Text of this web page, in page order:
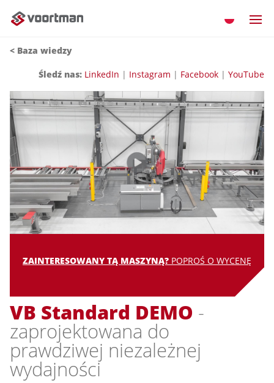
< Baza wiedzy
Śledź nas: LinkedIn | Instagram | Facebook | YouTube
ZAINTERESOWANY TĄ MASZYNĄ? POPROŚ O WYCENĘ
VB Standard DEMO -
zaprojektowana do
prawdziwej niezależnej
wydajności